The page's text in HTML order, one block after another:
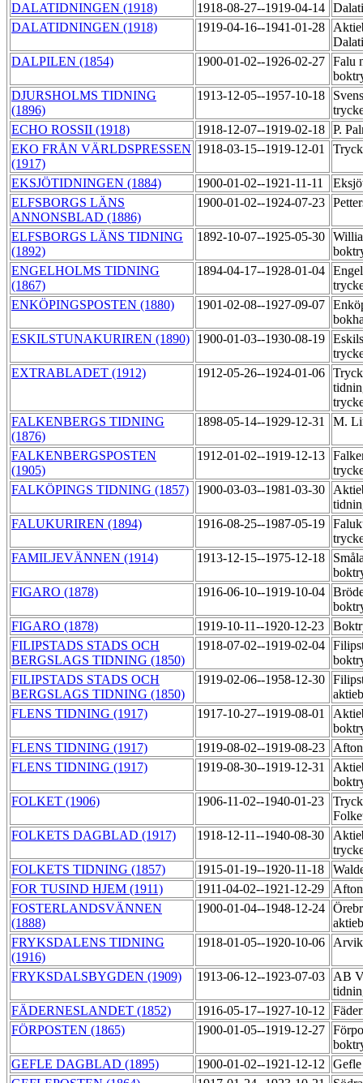
DALATIDNINGEN (1918) 1918-08-27--1919-04-14
DALATIDNINGEN (1918)
1919-04-16--1941-01-28
DALPILEN (1854)
1900-01-02--1926-02-27 Falu
DJURSHOLMS TIDNING
(1896)
1913-12-05--1957-10-18
ECHO ROSSII (1918)
1918-12-07--1919-02-18 P.
EKO FRÅN VÄRLDSPRESSEN
(1917)
1918-03-15--1919-12-01
EKSJÖTIDNINGEN (1884) 1900-01-02--1921-11-11
ELFSBORGS LÄNS
ANNONSBLAD (1886)
1900-01-02--1924-07-23
ELFSBORGS LÄNS TIDNING
(1892)
1892-10-07--1925-05-30
ENGELHOLMS TIDNING
(1867)
1894-04-17--1928-01-04
ENKÖPINGSPOSTEN (1880)
1901-02-08--1927-09-07
ESKILSTUNAKURIREN (1890) 1900-01-03--1930-08-19
EXTRABLADET (1912)
1912-05-26--1924-01-06
FALKENBERGS TIDNING
(1876)
1898-05-14--1929-12-31 M.
FALKENBERGSPOSTEN
(1905)
1912-01-02--1919-12-13
FALKÖPINGS TIDNING (1857)
1900-03-03--1981-03-30
FALUKURIREN (1894)
1916-08-25--1987-05-19
FAMILJEVÄNNEN (1914)
1913-12-15--1975-12-18
FIGARO (1878)
1916-06-10--1919-10-04
FIGARO (1878)
1919-10-11--1920-12-23
FILIPSTADS STADS OCH
BERGSLAGS TIDNING (1850)
1918-07-02--1919-02-04
FILIPSTADS STADS OCH
BERGSLAGS TIDNING (1850)
1919-02-06--1958-12-30
FLENS TIDNING (1917)
1917-10-27--1919-08-01
FLENS TIDNING (1917)
1919-08-02--1919-08-23
FLENS TIDNING (1917)
1919-08-30--1919-12-31
FOLKET (1906)
1906-11-02--1940-01-23
FOLKETS DAGBLAD (1917)
1918-12-11--1940-08-30
FOLKETS TIDNING (1857)
1915-01-19--1920-11-18
FOR TUSIND HJEM (1911)
1911-04-02--1921-12-29
FOSTERLANDSVÄNNEN
(1888)
1900-01-04--1948-12-24
FRYKSDALENS TIDNING
(1916)
1918-01-05--1920-10-06
FRYKSDALSBYGDEN (1909) 1913-06-12--1923-07-03
AB
FÄDERNESLANDET (1852)
1916-05-17--1927-10-12
FÖRPOSTEN (1865)
1900-01-05--1919-12-27
GEFLE DAGBLAD (1895)
1900-01-02--1921-12-12